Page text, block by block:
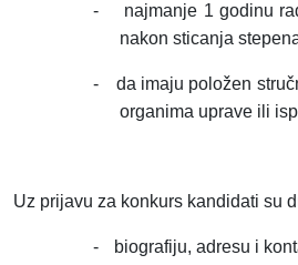
-
najmanje 1 godinu
nakon sticanja
-
da imaju položen
organima uprave ili
Uz prijavu za konkurs kandidati su
- biografiju, adresu i